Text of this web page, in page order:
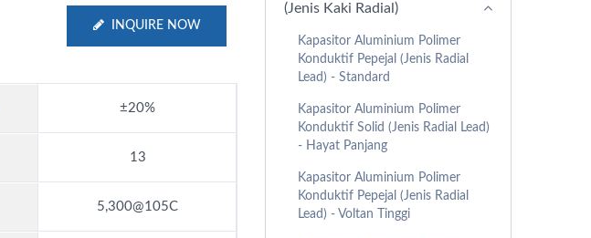
INQUIRE NOW
±20%
13
5,300@105C
(Jenis Kaki Radial)
Kapasitor Aluminium Polimer
Konduktif Pepejal (Jenis Radial
Lead) - Standard
Kapasitor Aluminium Polimer
Konduktif Solid (Jenis Radial Lead)
- Hayat Panjang
Kapasitor Aluminium Polimer
Konduktif Pepejal (Jenis Radial
Lead) - Voltan Tinggi